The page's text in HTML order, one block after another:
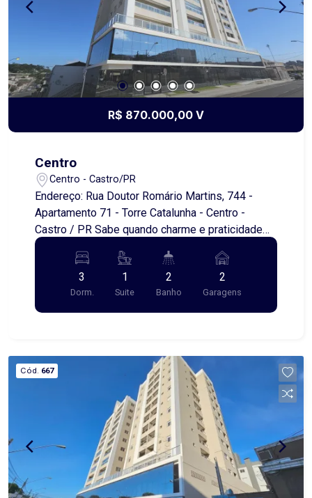
suíte, além de banheiro social e 2 vagas de
garagem, garantindo praticidade e comodidade
no dia a dia. Outro destaque é a linda vista lateral
para o Parque Lacustre, trazendo ainda mais
charme e qualidade de vida ao imóvel. Um
espaço perfeito para acolher você e sua família.
Agende uma visita e venha se encantar!
R$ 870.000,00 V
Centro
Centro - Castro/PR
Endereço: Rua Doutor Romário Martins, 744 -
Apartamento 71 - Torre Catalunha - Centro -
Castro / PR Sabe quando charme e praticidade
andam de mão dadas? Isso é o que acontece
com os apartamentos do Edifício Mont Serrat!
Com uma vista panorâmica, muito sol e uma
localização exclusiva, lindo e com uma planta
maravilhosa! Faça sua visita e conheça de
3
Dorm.
1
Suite
2
Banho
2
Garagens
Cód. 667